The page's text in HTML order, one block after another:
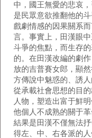
中，國王無愛的悲哀
是民眾意欲推翻他的
戲劇情感的因果關系
言。事實上，田漢眼
斗爭的焦點，而生存
的。在田漢改編的劇
放的吉普賽女郎，顯
方傳說中魅惑的、誘
從承載社會思想的目
人物，塑造出富于鮮
他個人不成熟的關于
結果是田漢不僅無法
得左、中、右各派的